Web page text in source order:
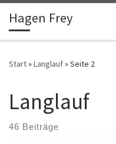
Zum Inhalt springen
Hagen Frey
Start»Langlauf»Seite 2
Langlauf
46 Beiträge